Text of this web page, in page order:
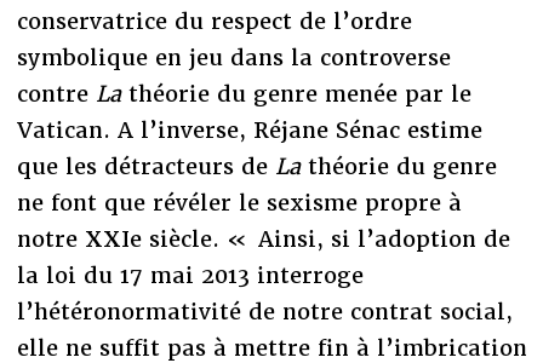
conservatrice du respect de l’ordre
symbolique en jeu dans la controverse
contre Lathéorie du genre menée par le
Vatican. A l’inverse, Réjane Sénac estime
que les détracteurs de Lathéorie du genre
ne font que révéler le sexisme propre à
notre XXIe siècle. « Ainsi, si l’adoption de
la loi du 17 mai 2013 interroge
l’hétéronormativité de notre contrat social,
elle ne suffit pas à mettre fin à l’imbrication